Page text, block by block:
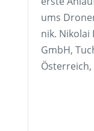
ums
nik. Nikolai
GmbH,
Österreich,